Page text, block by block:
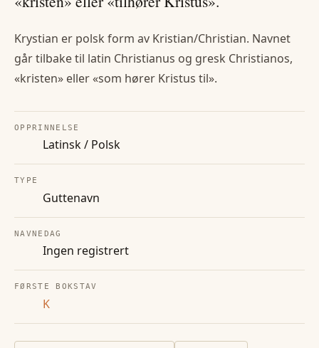
Krystian er polsk form av Kristian/Christian. Navnet
går tilbake til latin Christianus og gresk Christianos,
«kristen» eller «som hører Kristus til».
OPPRINNELSE
Latinsk / Polsk
TYPE
Guttenavn
NAVNEDAG
Ingen registrert
FØRSTE BOKSTAV
K